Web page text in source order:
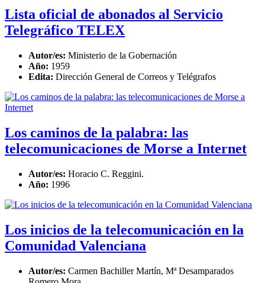
Lista oficial de abonados al Servicio
Telegráfico TELEX
Autor/es: Ministerio de la Gobernación
Año: 1959
Edita: Dirección General de Correos y Telégrafos
Los caminos de la palabra: las
telecomunicaciones de Morse a Internet
Autor/es: Horacio C. Reggini.
Año: 1996
Los inicios de la telecomunicación en la
Comunidad Valenciana
Autor/es: Carmen Bachiller Martín, Mª Desamparados